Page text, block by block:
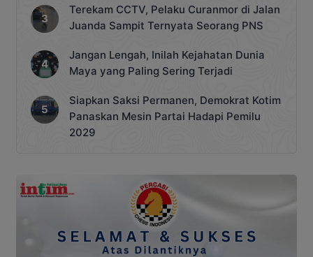
Terekam CCTV, Pelaku Curanmor di Jalan
Juanda Sampit Ternyata Seorang PNS
Jangan Lengah, Inilah Kejahatan Dunia
Maya yang Paling Sering Terjadi
Siapkan Saksi Permanen, Demokrat Kotim
Panaskan Mesin Partai Hadapi Pemilu
2029